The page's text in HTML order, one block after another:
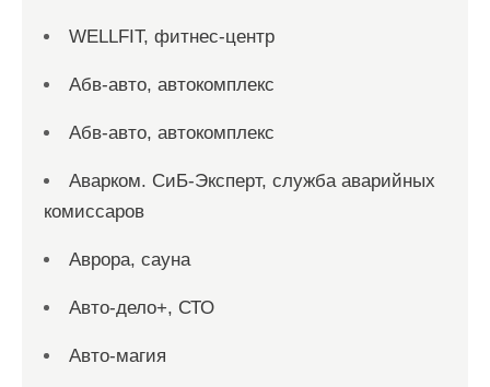
WELLFIT, фитнес-центр
Абв-авто, автокомплекс
Абв-авто, автокомплекс
Аварком. СиБ-Эксперт, служба аварийных
комиссаров
Аврора, сауна
Авто-дело+, СТО
Авто-магия